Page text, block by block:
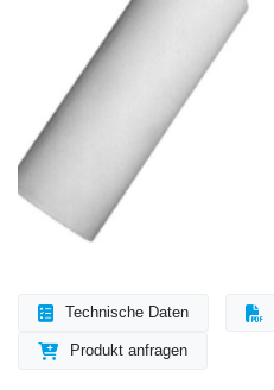
Technische Daten
Produkt anfragen